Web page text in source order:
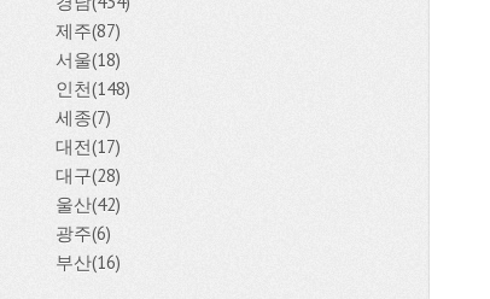
제주(87)
서울(18)
인천(148)
세종(7)
대전(17)
대구(28)
울산(42)
광주(6)
부산(16)